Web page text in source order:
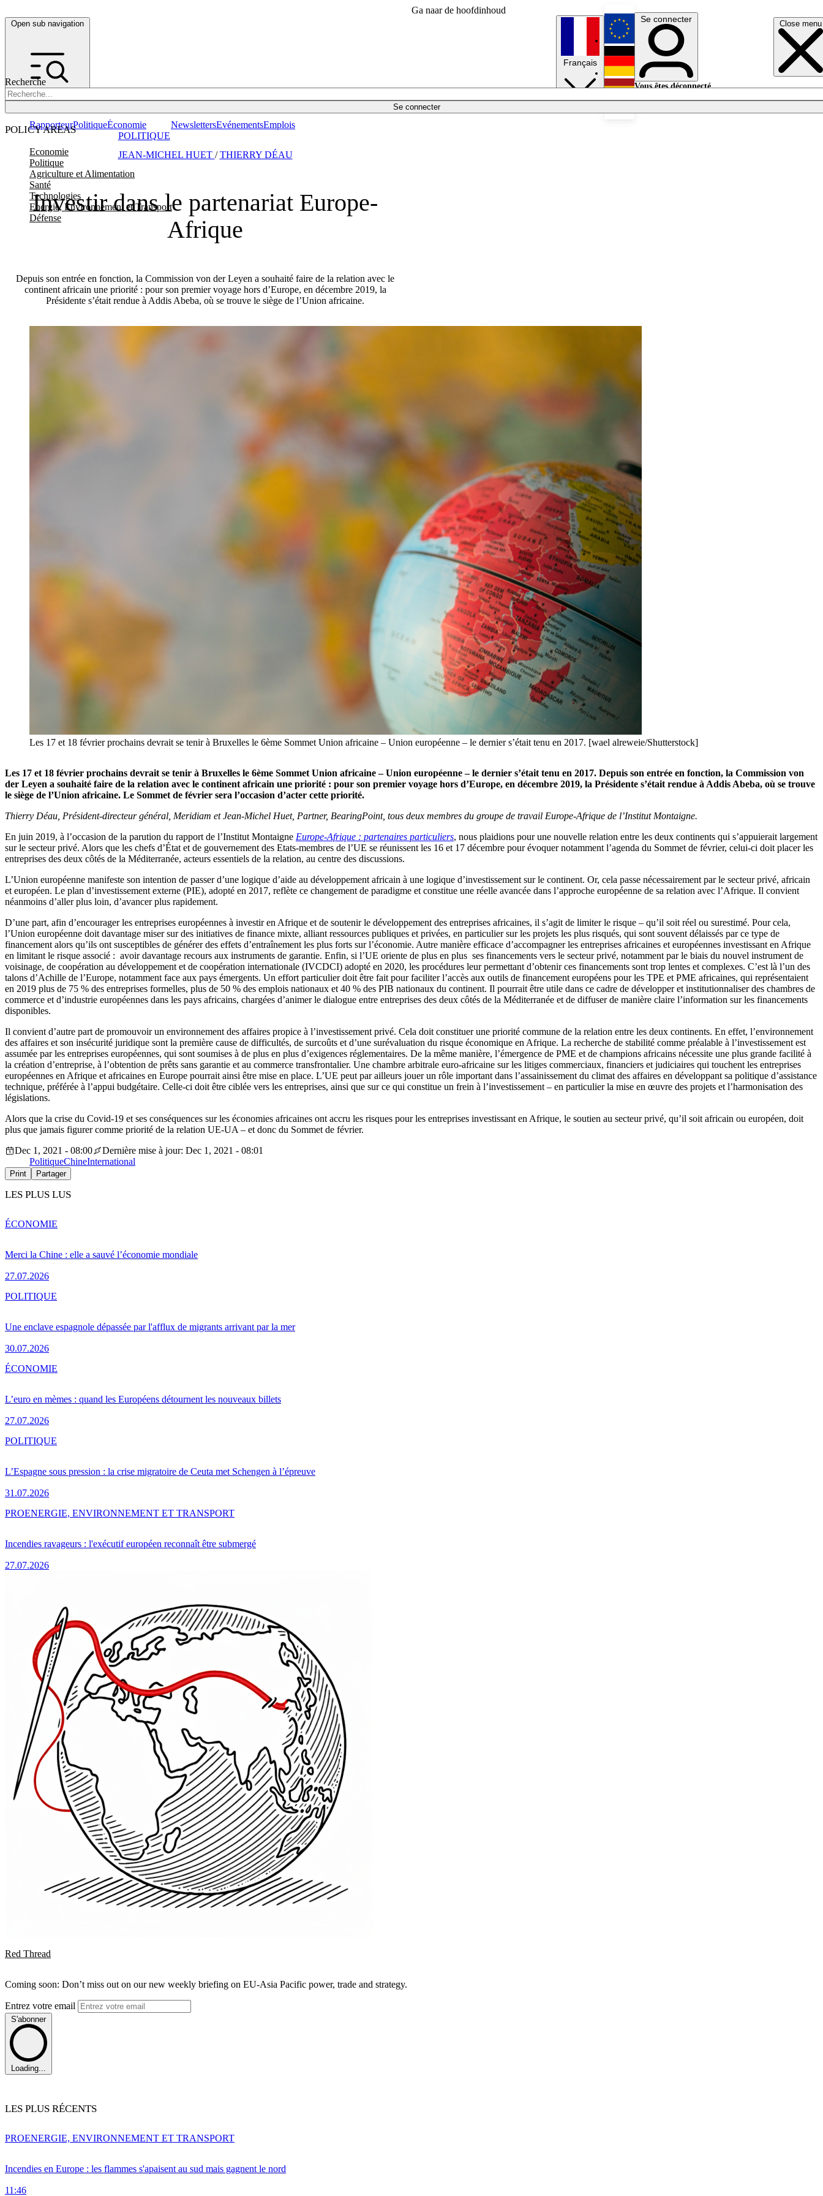
Ga naar de hoofdinhoud
Open sub navigation Close menu
Recherche
Se connecter
POLICY AREAS
Economie
Politique
Agriculture et Alimentation
Santé
Technologies
Energie, Environnement et Transport
Défense
RapporteurPolitiqueÉconomie NewslettersEvénementsEmplois
Français
English
Deutsch
Se connecter
Vous êtes déconnecté.
Investir dans le partenariat Europe-
Afrique
Depuis son entrée en fonction, la Commission von der Leyen a souhaité faire de la relation avec le
continent africain une priorité : pour son premier voyage hors d’Europe, en décembre 2019, la
Présidente s’était rendue à Addis Abeba, où se trouve le siège de l’Union africaine.
JEAN-MICHEL HUET /THIERRY DÉAU
POLITIQUE
Les 17 et 18 février prochains devrait se tenir à Bruxelles le 6ème Sommet Union africaine – Union européenne – le dernier s’était tenu en 2017. [wael alreweie/Shutterstock]
Les 17 et 18 février prochains devrait se tenir à Bruxelles le 6ème Sommet Union africaine – Union européenne – le dernier s’était tenu en 2017. Depuis son entrée en fonction, la Commission von
der Leyen a souhaité faire de la relation avec le continent africain une priorité : pour son premier voyage hors d’Europe, en décembre 2019, la Présidente s’était rendue à Addis Abeba, où se trouve
le siège de l’Union africaine. Le Sommet de février sera l’occasion d’acter cette priorité.
Thierry Déau, Président-directeur général, Meridiam et Jean-Michel Huet, Partner, BearingPoint, tous deux membres du groupe de travail Europe-Afrique de l’Institut Montaigne.
En juin 2019, à l’occasion de la parution du rapport de l’Institut Montaigne Europe-Afrique : partenaires particuliers, nous plaidions pour une nouvelle relation entre les deux continents qui s’appuierait largement
sur le secteur privé. Alors que les chefs d’État et de gouvernement des Etats-membres de l’UE se réunissent les 16 et 17 décembre pour évoquer notamment l’agenda du Sommet de février, celui-ci doit placer les
entreprises des deux côtés de la Méditerranée, acteurs essentiels de la relation, au centre des discussions.
L’Union européenne manifeste son intention de passer d’une logique d’aide au développement africain à une logique d’investissement sur le continent. Or, cela passe nécessairement par le secteur privé, africain
et européen. Le plan d’investissement externe (PIE), adopté en 2017, reflète ce changement de paradigme et constitue une réelle avancée dans l’approche européenne de sa relation avec l’Afrique. Il convient
néanmoins d’aller plus loin, d’avancer plus rapidement.
D’une part, afin d’encourager les entreprises européennes à investir en Afrique et de soutenir le développement des entreprises africaines, il s’agit de limiter le risque – qu’il soit réel ou surestimé. Pour cela,
l’Union européenne doit davantage miser sur des initiatives de finance mixte, alliant ressources publiques et privées, en particulier sur les projets les plus risqués, qui sont souvent délaissés par ce type de
financement alors qu’ils ont susceptibles de générer des effets d’entraînement les plus forts sur l’économie. Autre manière efficace d’accompagner les entreprises africaines et européennes investissant en Afrique
en limitant le risque associé : avoir davantage recours aux instruments de garantie. Enfin, si l’UE oriente de plus en plus ses financements vers le secteur privé, notamment par le biais du nouvel instrument de
voisinage, de coopération au développement et de coopération internationale (IVCDCI) adopté en 2020, les procédures leur permettant d’obtenir ces financements sont trop lentes et complexes. C’est là l’un des
talons d’Achille de l’Europe, notamment face aux pays émergents. Un effort particulier doit être fait pour faciliter l’accès aux outils de financement européens pour les TPE et PME africaines, qui représentaient
en 2019 plus de 75 % des entreprises formelles, plus de 50 % des emplois nationaux et 40 % des PIB nationaux du continent. Il pourrait être utile dans ce cadre de développer et institutionnaliser des chambres de
commerce et d’industrie européennes dans les pays africains, chargées d’animer le dialogue entre entreprises des deux côtés de la Méditerranée et de diffuser de manière claire l’information sur les financements
disponibles.
Il convient d’autre part de promouvoir un environnement des affaires propice à l’investissement privé. Cela doit constituer une priorité commune de la relation entre les deux continents. En effet, l’environnement
des affaires et son insécurité juridique sont la première cause de difficultés, de surcoûts et d’une surévaluation du risque économique en Afrique. La recherche de stabilité comme préalable à l’investissement est
assumée par les entreprises européennes, qui sont soumises à de plus en plus d’exigences réglementaires. De la même manière, l’émergence de PME et de champions africains nécessite une plus grande facilité à
la création d’entreprise, à l’obtention de prêts sans garantie et au commerce transfrontalier. Une chambre arbitrale euro-africaine sur les litiges commerciaux, financiers et judiciaires qui touchent les entreprises
européennes en Afrique et africaines en Europe pourrait ainsi être mise en place. L’UE peut par ailleurs jouer un rôle important dans l’assainissement du climat des affaires en développant sa politique d’assistance
technique, préférée à l’appui budgétaire. Celle-ci doit être ciblée vers les entreprises, ainsi que sur ce qui constitue un frein à l’investissement – en particulier la mise en œuvre des projets et l’harmonisation des
législations.
Alors que la crise du Covid-19 et ses conséquences sur les économies africaines ont accru les risques pour les entreprises investissant en Afrique, le soutien au secteur privé, qu’il soit africain ou européen, doit
plus que jamais figurer comme priorité de la relation UE-UA – et donc du Sommet de février.
Dec 1, 2021 - 08:00
Dernière mise à jour: Dec 1, 2021 - 08:01
PolitiqueChineInternational
Print Partager
LES PLUS LUS
Merci la Chine : elle a sauvé l’économie mondiale
27.07.2026
ÉCONOMIE
Une enclave espagnole dépassée par l'afflux de migrants arrivant par la mer
30.07.2026
POLITIQUE
L’euro en mèmes : quand les Européens détournent les nouveaux billets
27.07.2026
ÉCONOMIE
L’Espagne sous pression : la crise migratoire de Ceuta met Schengen à l’épreuve
31.07.2026
POLITIQUE
Incendies ravageurs : l'exécutif européen reconnaît être submergé
27.07.2026
PROENERGIE, ENVIRONNEMENT ET TRANSPORT
Red Thread
Coming soon: Don’t miss out on our new weekly briefing on EU-Asia Pacific power, trade and strategy.
Entrez votre email
S'abonner
Loading...
LES PLUS RÉCENTS
Incendies en Europe : les flammes s'apaisent au sud mais gagnent le nord
11:46
PROENERGIE, ENVIRONNEMENT ET TRANSPORT